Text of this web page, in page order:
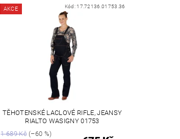
AKCE Kód: 17.72136.01753.36
TĚHOTENSKÉ LACLOVÉ RIFLE, JEANSY
RIALTO WASIGNY 01753
1 689 Kč(–60 %)